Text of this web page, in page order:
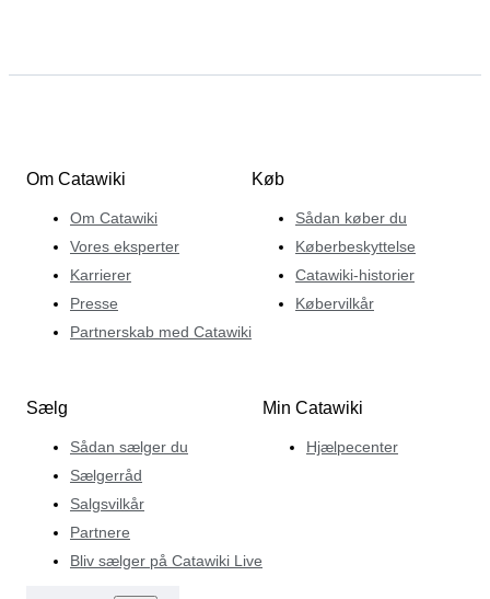
Om Catawiki
Om Catawiki
Vores eksperter
Karrierer
Presse
Partnerskab med Catawiki
Køb
Sådan køber du
Køberbeskyttelse
Catawiki-historier
Købervilkår
Sælg
Sådan sælger du
Sælgerråd
Salgsvilkår
Partnere
Bliv sælger på Catawiki Live
Min Catawiki
Hjælpecenter